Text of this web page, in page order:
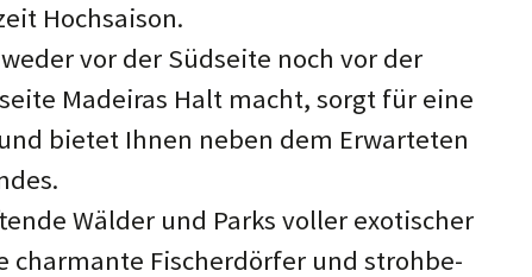
Hoch­saison.
vor der Süd­seite noch vor der
Ma­dei­ras Halt macht, sorgt für eine
bie­tet Ihnen ne­ben dem Er­war­te­ten
Wäld­er und Parks voller exot­ischer
charm­ante Fischer­dörfer und stroh­be­